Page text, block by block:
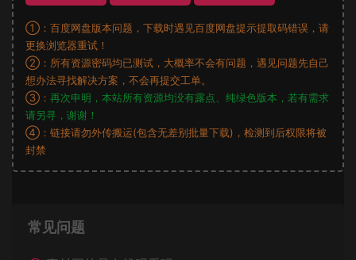
①：百度网盘版本问题，下载时遇见百度网盘提示提取码错误，请
更换浏览器重试！
②：所有资源密码均已测试，大概率不会有问题，遇见问题先自己
想办法寻找解决方案，不会再提交工单。
③： 再次申明，本站所有资源均没有露点、纯绿色版本，若有需求
请另寻，谢谢！
④：链接请勿外传搬运(包含无差别批量下载)，检测到后权限将被
封禁
常见问题